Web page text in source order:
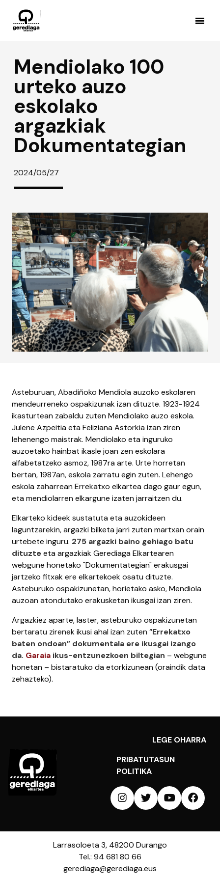
Mendiolako 100
urteko auzo
eskolako
argazkiak
Dokumentategian
2024/05/27
Asteburuan, Abadiñoko Mendiola auzoko eskolaren
mendeurreneko ospakizunak izan dituzte. 1923-1924
ikasturtean zabaldu zuten Mendiolako auzo eskola.
Julene Azpeitia eta Feliziana Astorkia izan ziren
lehenengo maistrak. Mendiolako eta inguruko
auzoetako hainbat ikasle joan zen eskolara
alfabetatzeko asmoz, 1987ra arte. Urte horretan
bertan, 1987an, eskola zarratu egin zuten. Lehengo
eskola zaharrean Errekatxo elkartea dago gaur egun,
eta mendiolarren elkargune izaten jarraitzen du.
Elkarteko kideek sustatuta eta auzokideen
laguntzarekin, argazki bilketa jarri zuten martxan orain
urtebete inguru. 275 argazki baino gehiago batu
dituzteeta argazkiak Gerediaga Elkartearen
webgune honetako "Dokumentategian" erakusgai
jartzeko fitxak ere elkartekoek osatu dituzte.
Asteburuko ospakizunetan, horietako asko, Mendiola
auzoan atondutako erakusketan ikusgai izan ziren.
Argazkiez aparte, laster, asteburuko ospakizunetan
bertaratu zirenek ikusi ahal izan zuten “Errekatxo
baten ondoan” dokumentala ere ikusgai izango
da. Garaia ikus-entzunezkoen biltegian – webgune
honetan – bistaratuko da etorkizunean (oraindik data
zehazteko).
LEGE OHARRA
PRIBATUTASUN
POLITIKA
Larrasoloeta 3, 48200 Durango
Tel.: 94 681 80 66
gerediaga@gerediaga.eus